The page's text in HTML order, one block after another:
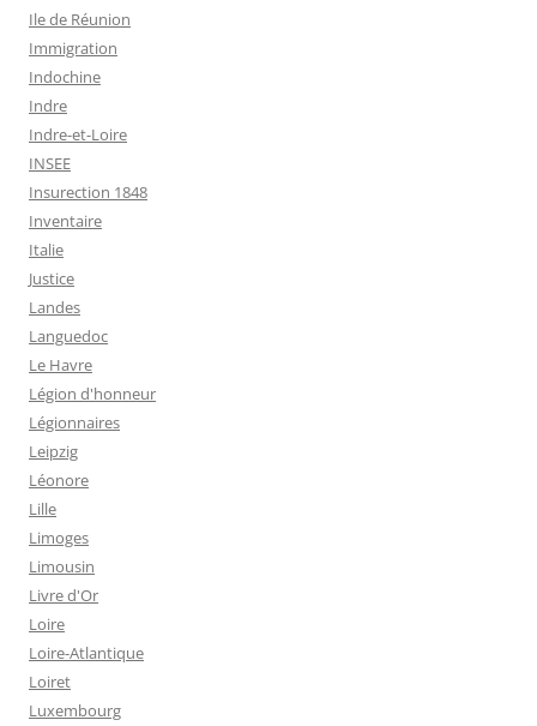
Ile de Réunion
Immigration
Indochine
Indre
Indre-et-Loire
INSEE
Insurection 1848
Inventaire
Italie
Justice
Landes
Languedoc
Le Havre
Légion d'honneur
Légionnaires
Leipzig
Léonore
Lille
Limoges
Limousin
Livre d'Or
Loire
Loire-Atlantique
Loiret
Luxembourg